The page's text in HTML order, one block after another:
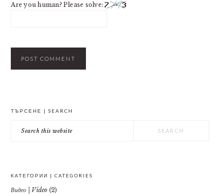
Are you human? Please solve:
ТЪРСЕНЕ | SEARCH
this
КАТЕГОРИИ | CATEGORIES
Видео | Video (2)